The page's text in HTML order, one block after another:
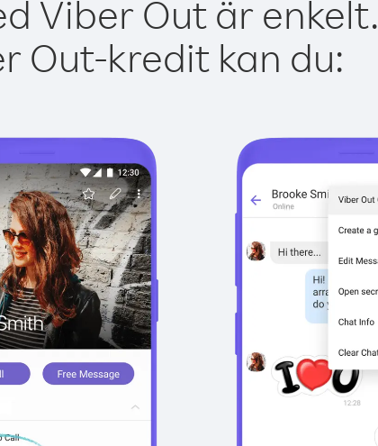
Viber Out är enkelt.
Out-kredit kan du: